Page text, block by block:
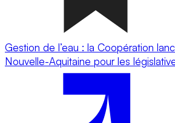
Gestion de l’eau : la Coopération
Nouvelle-Aquitaine pour les